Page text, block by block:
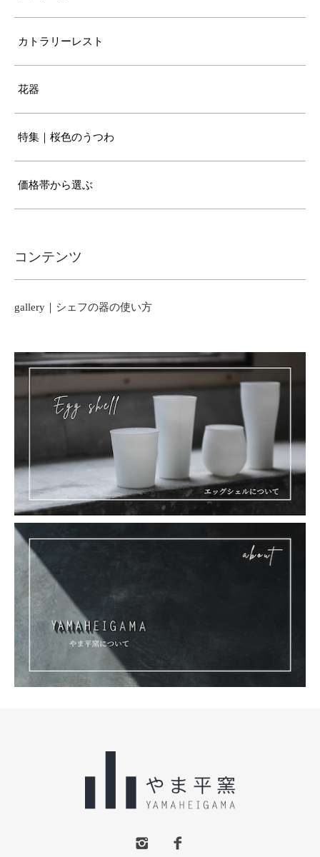
カトラリーレスト
花器
特集｜桜色のうつわ
価格帯から選ぶ
コンテンツ
gallery｜シェフの器の使い方